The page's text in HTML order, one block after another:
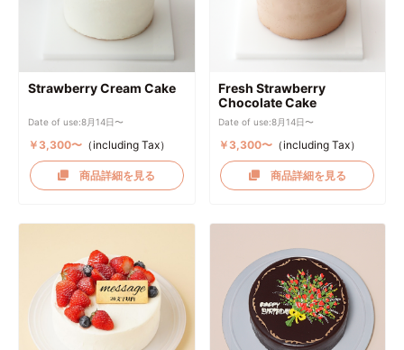
Strawberry Cream Cake
Date of use:8月14日〜
￥3,300〜（including Tax）
商品詳細を見る
Fresh Strawberry
Chocolate Cake
Date of use:8月14日〜
￥3,300〜 （including Tax）
商品詳細を見る